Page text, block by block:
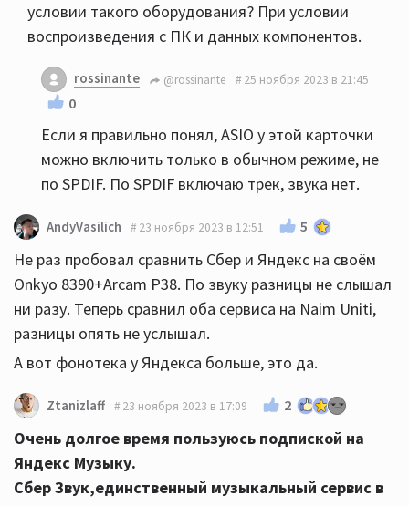
условии такого оборудования? При условии
воспроизведения с ПК и данных компонентов.
rossinante @rossinante 25 ноября 2023 в 21:45
0
Если я правильно понял, ASIO у этой карточки
можно включить только в обычном режиме, не
по SPDIF. По SPDIF включаю трек, звука нет.
AndyVasilich 23 ноября 2023 в 12:51 5
Не раз пробовал сравнить Сбер и Яндекс на своём
Onkyo 8390+Arcam P38. По звуку разницы не слышал
ни разу. Теперь сравнил оба сервиса на Naim Uniti,
разницы опять не услышал.
А вот фонотека у Яндекса больше, это да.
Ztanizlaff 23 ноября 2023 в 17:09 2
Очень долгое время пользуюсь подпиской на
Яндекс Музыку.
Сбер Звук,единственный музыкальный сервис в